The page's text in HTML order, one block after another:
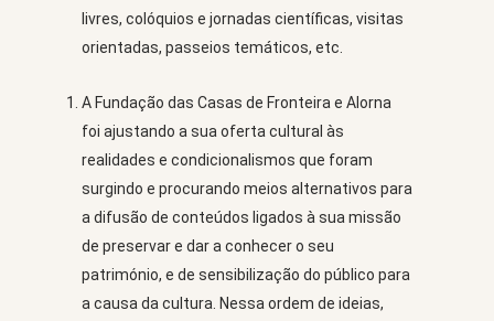
livres, colóquios e jornadas científicas, visitas
orientadas, passeios temáticos, etc.
A Fundação das Casas de Fronteira e Alorna
foi ajustando a sua oferta cultural às
realidades e condicionalismos que foram
surgindo e procurando meios alternativos para
a difusão de conteúdos ligados à sua missão
de preservar e dar a conhecer o seu
património, e de sensibilização do público para
a causa da cultura. Nessa ordem de ideias,